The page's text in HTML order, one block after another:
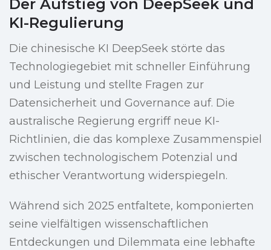
Der Aufstieg von DeepSeek und
KI-Regulierung
Die chinesische KI DeepSeek störte das
Technologiegebiet mit schneller Einführung
und Leistung und stellte Fragen zur
Datensicherheit und Governance auf. Die
australische Regierung ergriff neue KI-
Richtlinien, die das komplexe Zusammenspiel
zwischen technologischem Potenzial und
ethischer Verantwortung widerspiegeln.
Während sich 2025 entfaltete, komponierten
seine vielfältigen wissenschaftlichen
Entdeckungen und Dilemmata eine lebhafte